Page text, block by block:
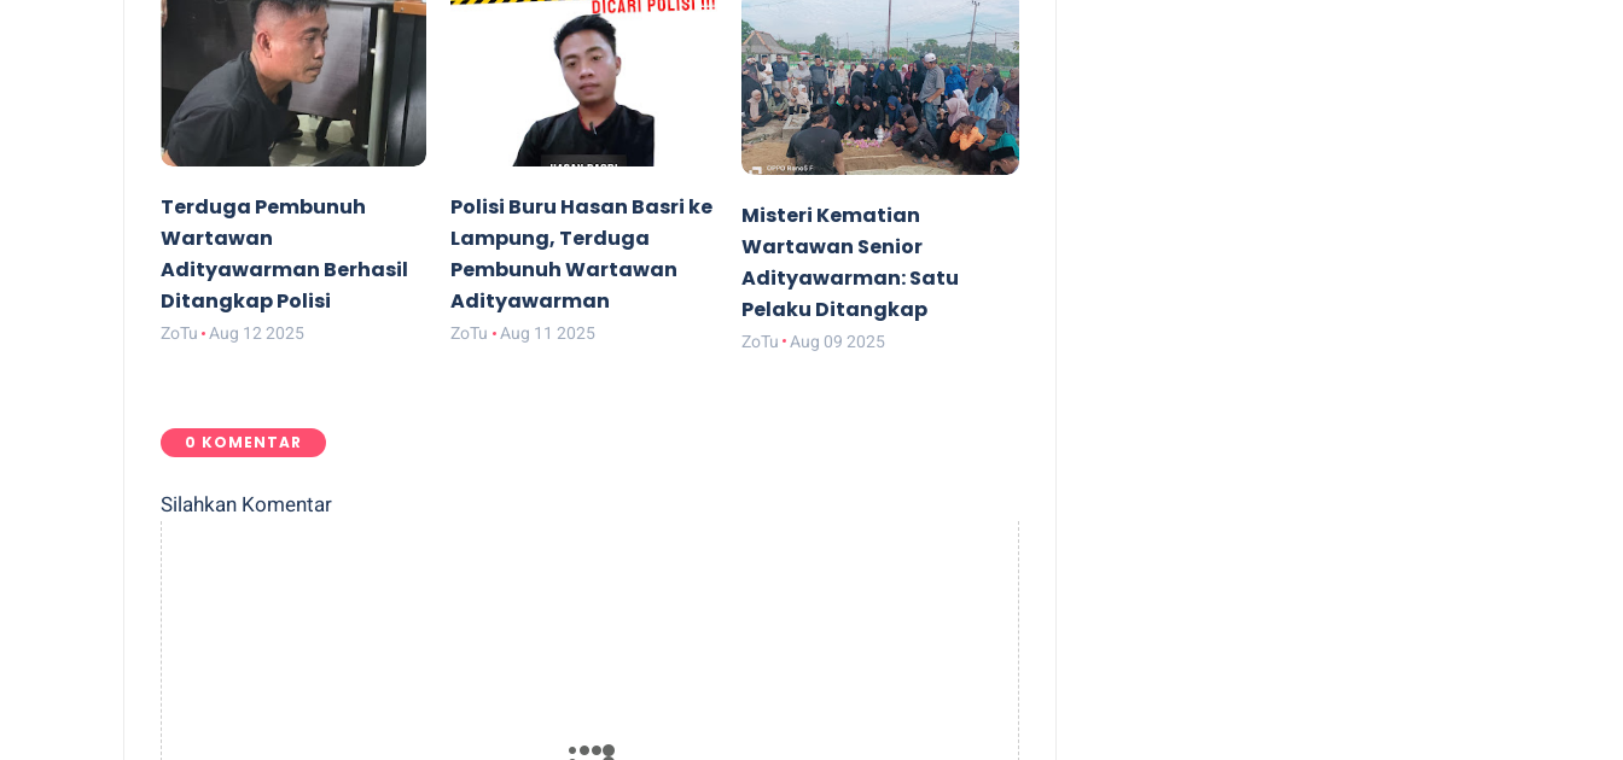
Terduga Pembunuh
Wartawan
Adityawarman Berhasil
Ditangkap Polisi
ZoTu Aug 12 2025
Polisi Buru Hasan Basri ke
Lampung, Terduga
Pembunuh Wartawan
Adityawarman
ZoTu Aug 11 2025
Misteri Kematian
Wartawan Senior
Adityawarman: Satu
Pelaku Ditangkap
ZoTu Aug 09 2025
0 KOMENTAR
Silahkan Komentar